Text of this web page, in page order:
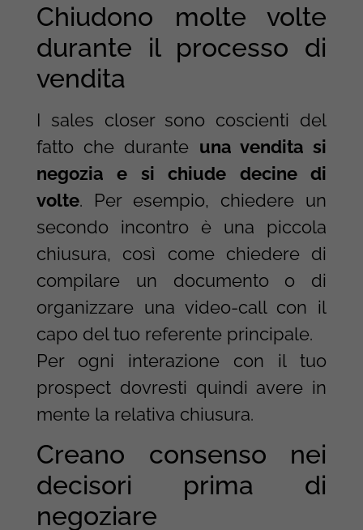
Chiudono molte volte
durante il processo di
vendita
I sales closer sono coscienti del
fatto che durante una vendita si
negozia e si chiude decine di
volte. Per esempio, chiedere un
secondo incontro è una piccola
chiusura, così come chiedere di
compilare un documento o di
organizzare una video-call con il
capo del tuo referente principale.
Per ogni interazione con il tuo
prospect dovresti quindi avere in
mente la relativa chiusura.
Creano consenso nei
decisori prima di
negoziare